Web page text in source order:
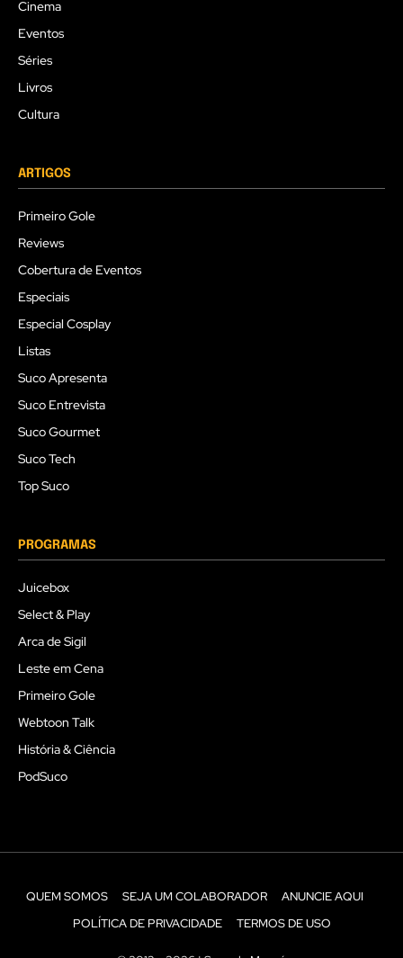
Cinema
Eventos
Séries
Livros
Cultura
ARTIGOS
Primeiro Gole
Reviews
Cobertura de Eventos
Especiais
Especial Cosplay
Listas
Suco Apresenta
Suco Entrevista
Suco Gourmet
Suco Tech
Top Suco
PROGRAMAS
Juicebox
Select & Play
Arca de Sigil
Leste em Cena
Primeiro Gole
Webtoon Talk
História & Ciência
PodSuco
QUEM SOMOS SEJA UM COLABORADOR
ANUNCIE AQUI
POLÍTICA DE PRIVACIDADE
TERMOS DE USO